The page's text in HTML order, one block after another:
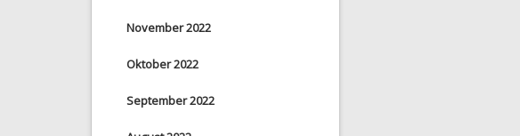
November 2022
Oktober 2022
September 2022